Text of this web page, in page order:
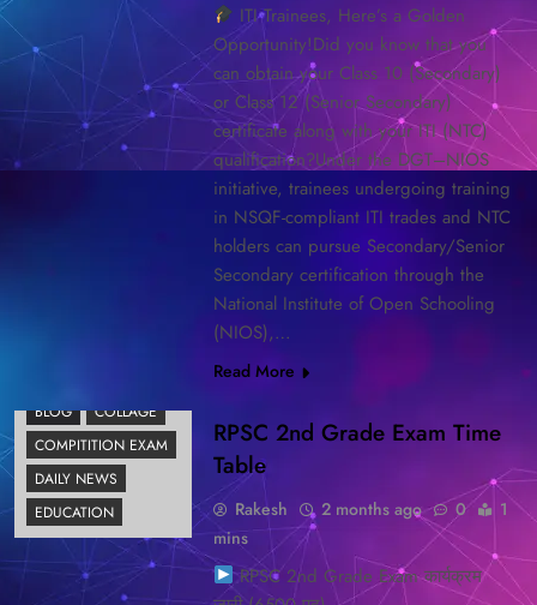
ITI Trainees, Here’s a Golden
Opportunity!Did you know that you
can obtain your Class 10 (Secondary)
or Class 12 (Senior Secondary)
certificate along with your ITI (NTC)
qualification?Under the DGT–NIOS
initiative, trainees undergoing training
in NSQF-compliant ITI trades and NTC
holders can pursue Secondary/Senior
Secondary certification through the
National Institute of Open Schooling
(NIOS),…
Read More
BLOG
COLLAGE
COMPITITION EXAM
DAILY NEWS
EDUCATION
RPSC 2nd Grade Exam Time
Table
Rakesh 2 months ago 0
1
mins
RPSC 2nd Grade Exam कार्यक्रम